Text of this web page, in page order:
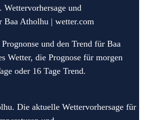
und
Baa Atholhu | wetter.com
und den Trend für Baa
Wetter, die Prognose für morgen
oder 16 Tage Trend.
Die aktuelle Wettervorhersage für